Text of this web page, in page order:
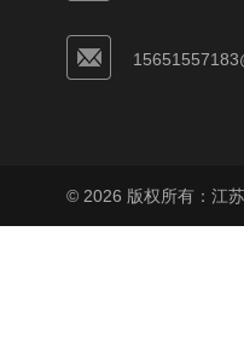
© 2026 版权所有：江